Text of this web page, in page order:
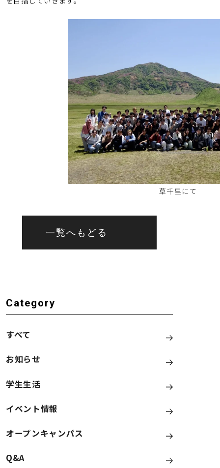
草千里にて
一覧へもどる
Category
すべて
お知らせ
学生生活
イベント情報
オープンキャンパス
Q&A